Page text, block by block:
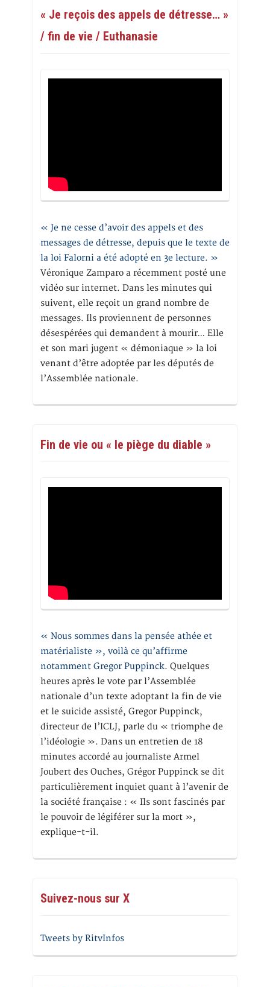
« Je reçois des appels de détresse… »
/ fin de vie / Euthanasie
« Je ne cesse d’avoir des appels et des
messages de détresse, depuis que le texte de
la loi Falorni a été adopté en 3e lecture. »
Véronique Zamparo a récemment posté une
vidéo sur internet. Dans les minutes qui
suivent, elle reçoit un grand nombre de
messages. Ils proviennent de personnes
désespérées qui demandent à mourir… Elle
et son mari jugent « démoniaque » la loi
venant d’être adoptée par les députés de
l’Assemblée nationale.
Fin de vie ou « le piège du diable »
« Nous sommes dans la pensée athée et
matérialiste », voilà ce qu’affirme
notamment Gregor Puppinck. Quelques
heures après le vote par l’Assemblée
nationale d’un texte adoptant la fin de vie
et le suicide assisté, Gregor Puppinck,
directeur de l’ICLJ, parle du « triomphe de
l’idéologie ». Dans un entretien de 18
minutes accordé au journaliste Armel
Joubert des Ouches, Grégor Puppinck se dit
particulièrement inquiet quant à l’avenir de
la société française : « Ils sont fascinés par
le pouvoir de légiférer sur la mort »,
explique-t-il.
Suivez-nous sur X
Tweets by RitvInfos